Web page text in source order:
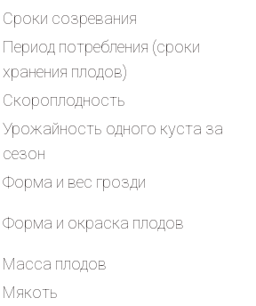
Сроки созревания
Период потребления (сроки
хранения плодов)
Скороплодность
Урожайность одного куста за
сезон
Форма и вес грозди
Форма и окраска плодов
Масса плодов
Мякоть